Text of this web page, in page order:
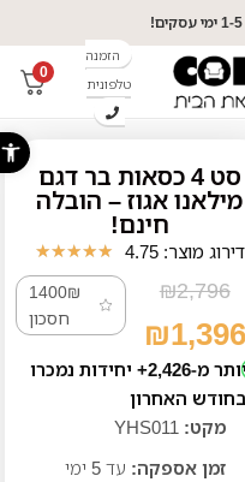
פתח
הזמנה
טלפונית
0
סט 4 כסאות בר דגם
מילאנו אגוז – הובלה
חינם!
דירוג מוצר: 4.75 ★
★
★
★
★
₪2,796
₪1,396
1400₪
חסכון
יותר מ-2,426+ יחידות נמכרו
בחודש האחרון
מקט: YHS011
זמן אספקה: עד 5
ימי